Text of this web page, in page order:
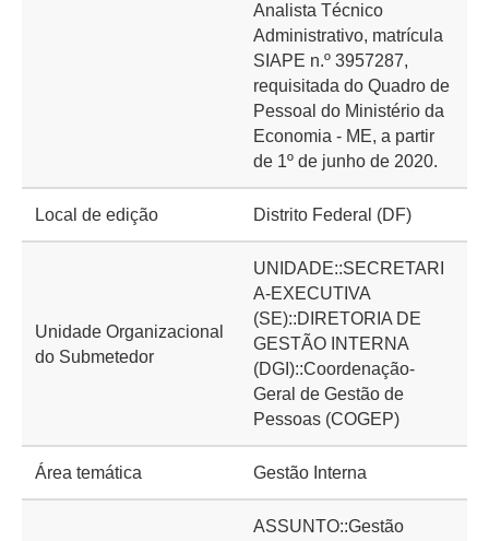
Analista Técnico
Administrativo, matrícula
SIAPE n.º 3957287,
requisitada do Quadro de
Pessoal do Ministério da
Economia - ME, a partir
de 1º de junho de 2020.
Local de edição Distrito Federal (DF)
Unidade Organizacional
do Submetedor
UNIDADE::SECRETARI
A-EXECUTIVA
(SE)::DIRETORIA DE
GESTÃO INTERNA
(DGI)::Coordenação-
Geral de Gestão de
Pessoas (COGEP)
Área temática Gestão Interna
ASSUNTO::Gestão